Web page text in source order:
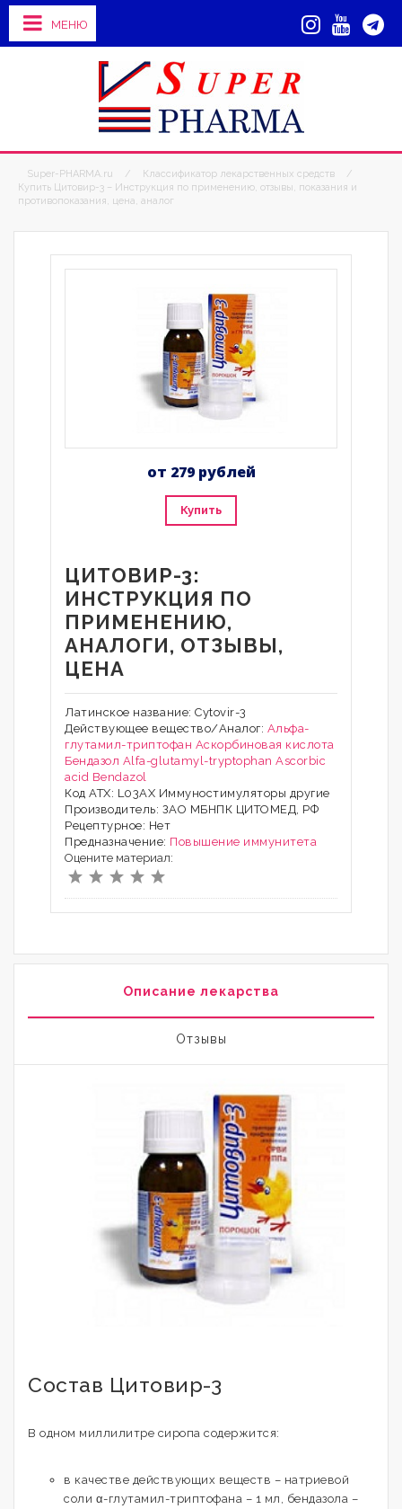
МЕНЮ
Super-PHARMA.ru / Классификатор лекарственных средств
/
Купить Цитовир-3 – Инструкция по применению, отзывы, показания и
противопоказания, цена, аналог
от 279 рублей
Купить
ЦИТОВИР-3:
ИНСТРУКЦИЯ ПО
ПРИМЕНЕНИЮ,
АНАЛОГИ, ОТЗЫВЫ,
ЦЕНА
Латинское название: Cytovir-3
Действующее вещество/Аналог: Альфа-
глутамил-триптофан Аскорбиновая кислота
Бендазол Alfa-glutamyl-tryptophan Ascorbic
acid Bendazol
Код АТХ: L03AX Иммуностимуляторы другие
Производитель: ЗАО МБНПК ЦИТОМЕД, РФ
Рецептурное: Нет
Предназначение: Повышение иммунитета
Оцените материал:
Описание лекарства
Отзывы
Состав Цитовир-3
В одном миллилитре сиропа содержится:
в качестве действующих веществ – натриевой
соли α-глутамил-триптофана – 1 мл, бендазола –